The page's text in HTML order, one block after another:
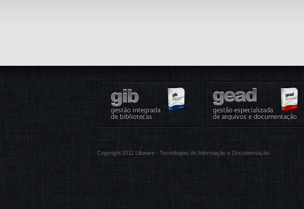
Copyright 2011 Libware - Tecnologias de Informação e Documentação